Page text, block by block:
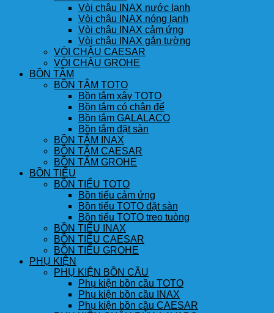
Vòi chậu INAX nước lạnh
Vòi chậu INAX nóng lạnh
Vòi chậu INAX cảm ứng
Vòi chậu INAX gắn tường
VÒI CHẬU CAESAR
VÒI CHẬU GROHE
BỒN TẮM
BỒN TẮM TOTO
Bồn tắm xây TOTO
Bồn tắm có chân đế
Bồn tắm GALALACO
Bồn tắm đặt sàn
BỒN TẮM INAX
BỒN TẮM CAESAR
BỒN TẮM GROHE
BỒN TIỂU
BỒN TIỂU TOTO
Bồn tiểu cảm ứng
Bồn tiểu TOTO đặt sàn
Bồn tiểu TOTO treo tuòng
BỒN TIỂU INAX
BỒN TIỂU CAESAR
BỒN TIỂU GROHE
PHỤ KIỆN
PHỤ KIỆN BỒN CẦU
Phụ kiện bồn cầu TOTO
Phụ kiện bồn cầu INAX
Phụ kiện bồn cầu CAESAR